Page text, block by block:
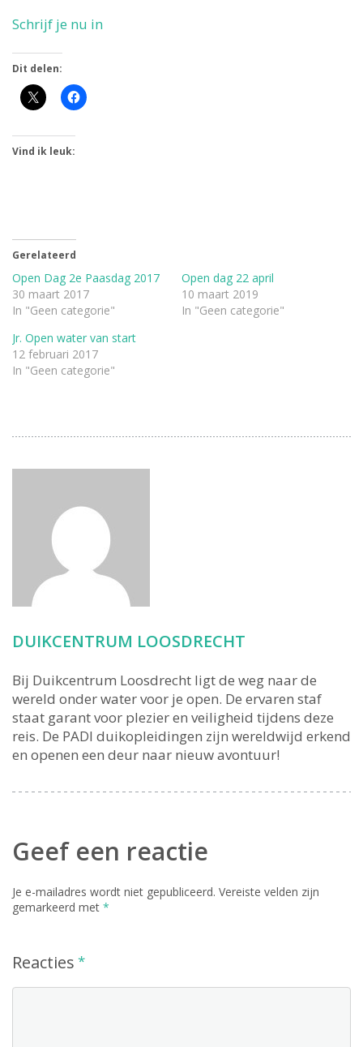
Schrijf je nu in
Dit delen:
Vind ik leuk:
Gerelateerd
Open Dag 2e Paasdag 2017
30 maart 2017
In "Geen categorie"
Open dag 22 april
10 maart 2019
In "Geen categorie"
Jr. Open water van start
12 februari 2017
In "Geen categorie"
DUIKCENTRUM LOOSDRECHT
Bij Duikcentrum Loosdrecht ligt de weg naar de
wereld onder water voor je open. De ervaren staf
staat garant voor plezier en veiligheid tijdens deze
reis. De PADI duikopleidingen zijn wereldwijd erkend
en openen een deur naar nieuw avontuur!
Geef een reactie
Je e-mailadres wordt niet gepubliceerd. Vereiste velden zijn
gemarkeerd met *
Reacties *